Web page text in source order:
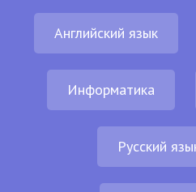
Английский язык
Информатика
Русский